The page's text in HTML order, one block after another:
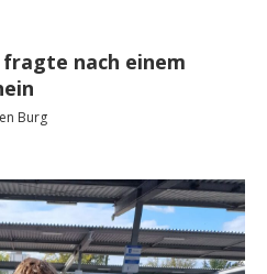
nach einem
Burg